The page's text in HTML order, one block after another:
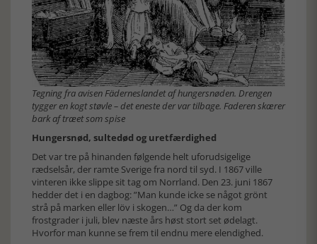
Tegning fra avisen Fäderneslandet af hungersnøden. Drengen
tygger en kogt støvle – det eneste der var tilbage. Faderen skærer
bark af træet som spise
Hungersnød, sultedød og uretfærdighed
Det var tre på hinanden følgende helt uforudsigelige
rædselsår, der ramte Sverige fra nord til syd. I 1867 ville
vinteren ikke slippe sit tag om Norrland. Den 23. juni 1867
hedder det i en dagbog: ”Man kunde icke se något grönt
strå på marken eller löv i skogen…” Og da der kom
frostgrader i juli, blev næste års høst stort set ødelagt.
Hvorfor man kunne se frem til endnu mere elendighed.